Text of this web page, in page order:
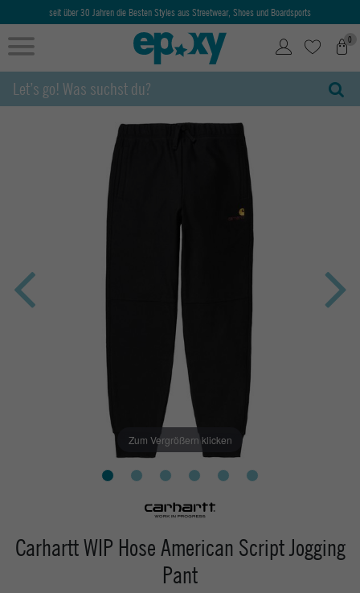
seit über 30 Jahren die Besten Styles aus Streetwear, Shoes und Boardsports
0
Zum Vergrößern klicken
Carhartt WIP Hose American Script Jogging
Pant